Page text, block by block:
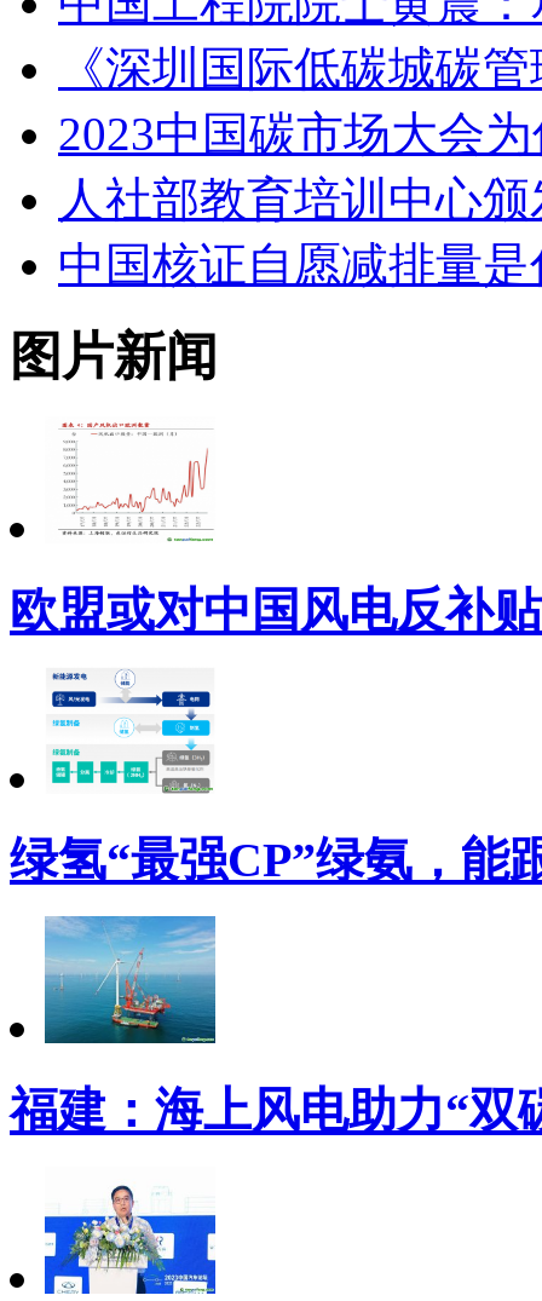
《深圳国际低碳城碳
2023中国碳市场大会
人社部教育培训中心
中国核证自愿减排量
图片新闻
欧盟或对中国风电反补
绿氢“最强CP”绿氨，能
福建：海上风电助力“双